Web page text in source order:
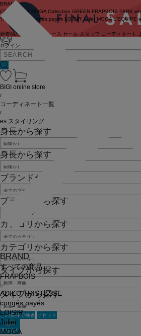
ログイン
BRAND
COUTURIER MOGA Collection GREEN FRAPBOIS PARK wb
TRISTESSE
congés payés LOISIR Julier MOGA L'EQUIPE
新着商品 ニュース セール スタッフ コーディネート
BRAND
すべての商品
FRAPBOIS
ADIEU TRISTESSE
congés payés
LOISIR
Julier
MOGA
BIGI online store
/
コーディネート一覧
/
es スタイリング
身長から探す
身長から探す
ブランドから探す
ブランドから探す
カテゴリから探す
カテゴリから探す
タイプから探す
タイプから探す
この条件で検索 リセット
絞り込む